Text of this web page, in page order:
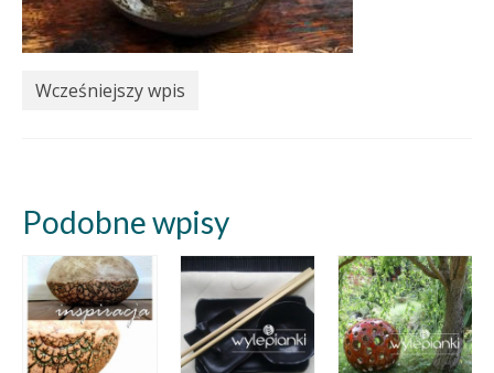
Wcześniejszy wpis
Podobne wpisy